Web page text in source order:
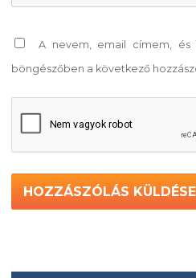
A nevem, email címem,
böngészőben a következő